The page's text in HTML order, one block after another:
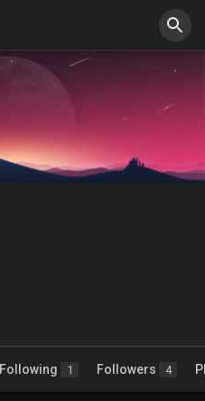
Following 1 Followers 4